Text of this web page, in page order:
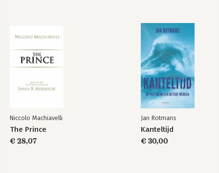
Niccolo Machiavelli
The Prince
€ 28,07
Jan Rotmans
Kanteltijd
€ 30,00